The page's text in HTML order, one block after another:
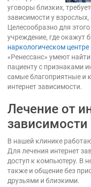
уговоры близких,
зависимости у
Целесообразно для
учреждение, где
наркологическом центре
«Ренессанс» умеют
пациенту с признаками
самые благоприятные и
интернет зависимости.
Лечение от
зависимости
В нашей клинике
Для лечения интернет
доступ к компьютеру. В
также и общение без
друзьями и близкими.